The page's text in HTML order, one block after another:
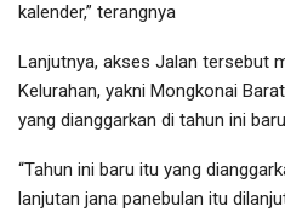
kalender,” terangnya
Lanjutnya, akses Jalan tersebut
Kelurahan, yakni Mongkonai
yang dianggarkan di tahun ini
“Tahun ini baru itu yang
lanjutan jana panebulan itu